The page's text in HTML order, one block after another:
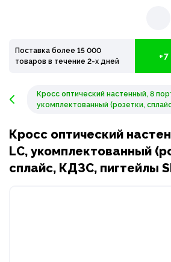
Поставка более 15 000
товаров в течение 2-х дней
Кросс оптический настенный, 8
укомплектованный (розетки,
Кросс оптический
LC, укомплектованный
сплайс, КДЗС, пигтейлы